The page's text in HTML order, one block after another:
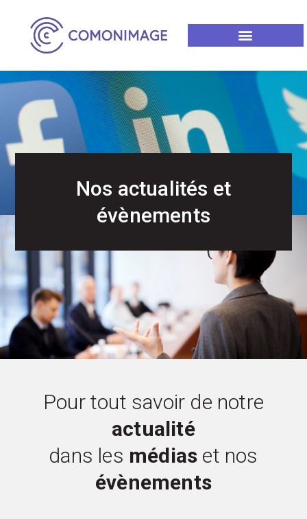
Nos actualités et
évènements
Pour tout savoir de notre
actualité
dans les médias et nos
évènements